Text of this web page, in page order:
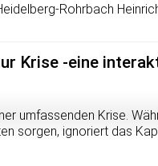
Rohrbach
Krise -eine
umfassenden Krise.
sorgen, ignoriert das